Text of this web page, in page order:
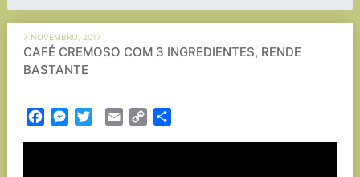
7 NOVEMBRO, 2017
CAFÉ CREMOSO COM 3 INGREDIENTES, RENDE
BASTANTE
FacebookMessenger
TwitterEmail Copy